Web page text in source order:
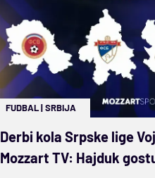
FUDBAL|SRBIJA
Derbi kola Srpske lige
Mozzart TV: Hajduk